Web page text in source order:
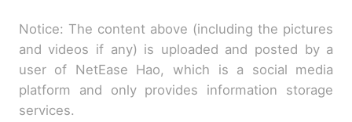
Notice: The content above (including the pictures
and videos if any) is uploaded and posted by a
user of NetEase Hao, which is a social media
platform and only provides information storage
services.